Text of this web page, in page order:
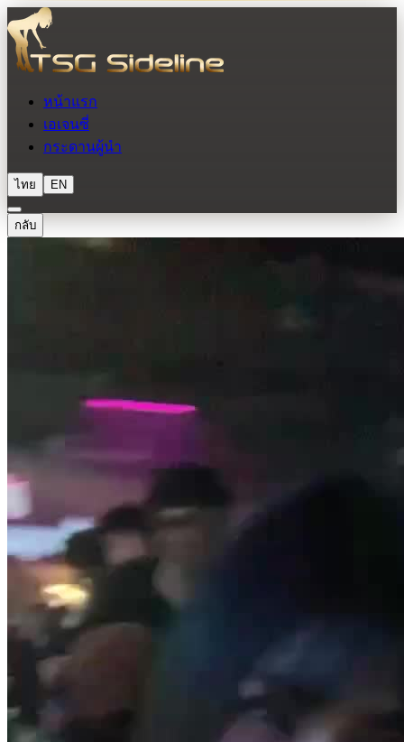
หน้าแรก
เอเจนซี่
กระดานผู้นำ
ไทย EN
กลับ